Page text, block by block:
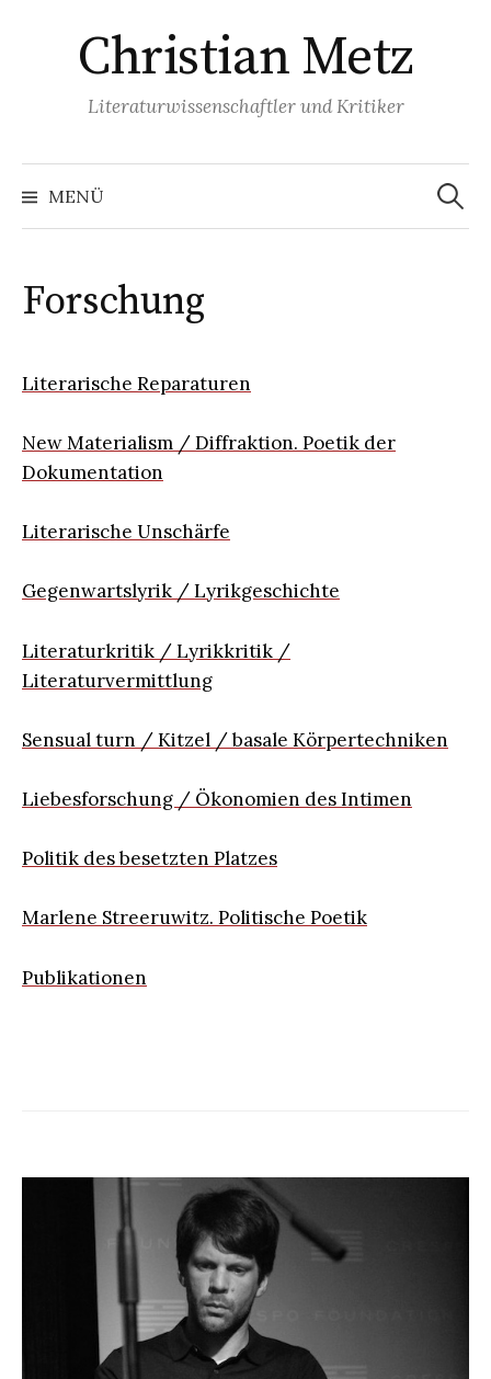
Christian Metz
Literaturwissenschaftler und Kritiker
MENÜ
Suchen
nach:
Forschung
Literarische Reparaturen
New Materialism / Diffraktion. Poetik der
Dokumentation
Literarische Unschärfe
Gegenwartslyrik / Lyrikgeschichte
Literaturkritik / Lyrikkritik /
Literaturvermittlung
Sensual turn / Kitzel / basale Körpertechniken
Liebesforschung / Ökonomien des Intimen
Politik des besetzten Platzes
Marlene Streeruwitz. Politische Poetik
Publikationen